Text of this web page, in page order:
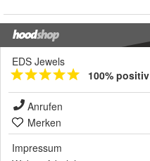
EDS Jewels
100% positiv
Anrufen
Merken
Impressum